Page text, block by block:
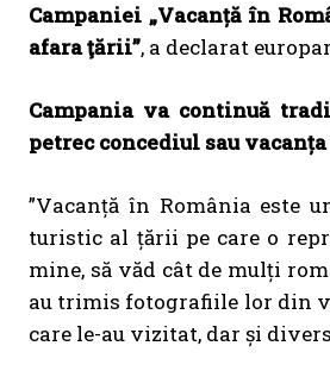
Campaniei „Vacanță în
afara ţării”, a declarat
Campania va continuă
petrec concediul sau
”Vacanță în România este
turistic al țării pe care o
mine, să văd cât de mulți
au trimis fotografiile lor din
care le-au vizitat, dar și